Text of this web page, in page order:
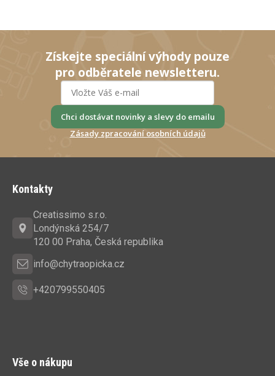
Získejte speciální výhody pouze
pro odběratele newsletteru.
Chci dostávat novinky a slevy do emailu
Zásady zpracování osobních údajů
Kontakty
Creatissimo s.r.o.
Londýnská 254/7
120 00 Praha, Česká republika
info@chytraopicka.cz
+420799550405
Vše o nákupu